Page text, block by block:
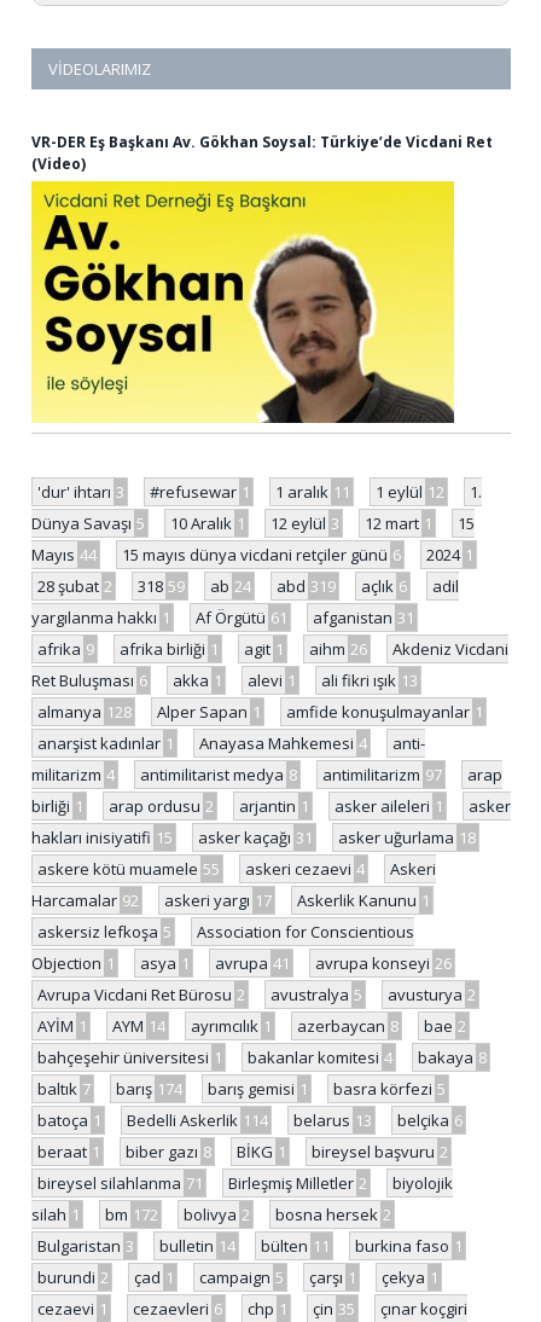
VIDEOLARIMIZ
VR-DER Eş Başkanı Av. Gökhan Soysal: Türkiye’de Vicdani Ret
(Video)
'dur' ihtarı 3 #refusewar 1 1 aralık 11 1 eylül 12
1.
Dünya Savaşı 5 10 Aralık 1 12 eylül 3 12 mart 1
15
Mayıs 44 15 mayıs dünya vicdani retçiler günü 6 2024 1
28 şubat 2 318 59 ab 24 abd 319 açlık 6
adil
yargılanma hakkı 1 Af Örgütü 61 afganistan 31
afrika 9 afrika birliği 1 agit 1 aihm 26
Akdeniz Vicdani
Ret Buluşması 6 akka 1 alevi 1 ali fikri ışık 13
almanya 128 Alper Sapan 1 amfide konuşulmayanlar 1
anarşist kadınlar 1 Anayasa Mahkemesi 4
anti-
militarizm 4 antimilitarist medya 8 antimilitarizm 97
arap
birliği 1 arap ordusu 2 arjantin 1 asker aileleri 1
asker
hakları inisiyatifi 15 asker kaçağı 31 asker uğurlama 18
askere kötü muamele 55 askeri cezaevi 4
Askeri
Harcamalar 92 askeri yargı 17 Askerlik Kanunu 1
askersiz lefkoşa 5
Association for Conscientious
Objection 1 asya 1 avrupa 41 avrupa konseyi 26
Avrupa Vicdani Ret Bürosu 2 avustralya 5 avusturya 2
AYİM 1 AYM 14 ayrımcılık 1 azerbaycan 8 bae 2
bahçeşehir üniversitesi 1 bakanlar komitesi 4 bakaya 8
baltık 7 barış 174 barış gemisi 1 basra körfezi 5
batoça 1 Bedelli Askerlik 114 belarus 13 belçika 6
beraat 1 biber gazı 8 BİKG 1 bireysel başvuru 2
bireysel silahlanma 71 Birleşmiş Milletler 2
biyolojik
silah 1 bm 172 bolivya 2 bosna hersek 2
Bulgaristan 3 bulletin 14 bülten 11 burkina faso 1
burundi 2 çad 1 campaign 5 çarşı 1 çekya 1
cezaevi 1 cezaevleri 6 chp 1 çin 35
çınar koçgiri